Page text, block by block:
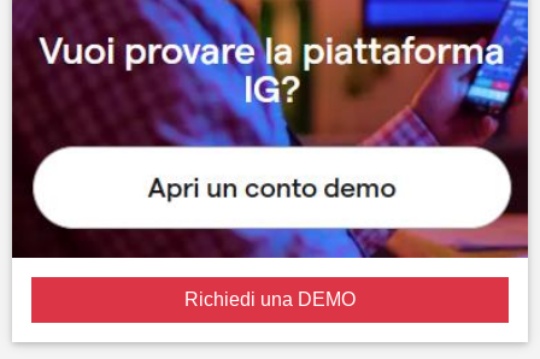
Richiedi una DEMO